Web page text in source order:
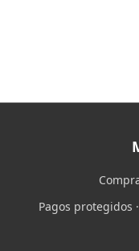
Pagos protegidos